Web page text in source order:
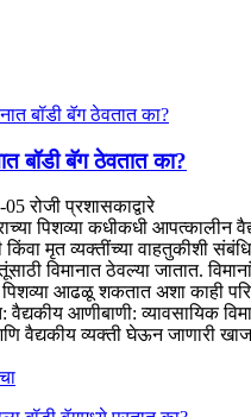
बॉडी बॅग ठेवतात का?
रोजी प्रशासकाद्वारे
पिशव्या कधीकधी आपत्कालीन
किंवा मृत व्यक्तींच्या वाहतुकीशी
विमानात ठेवल्या जातात.
पिशव्या आढळू शकतात अशा काही
आणीबाणी: व्यावसायिक
वैद्यकीय व्यक्ती घेऊन जाणारी